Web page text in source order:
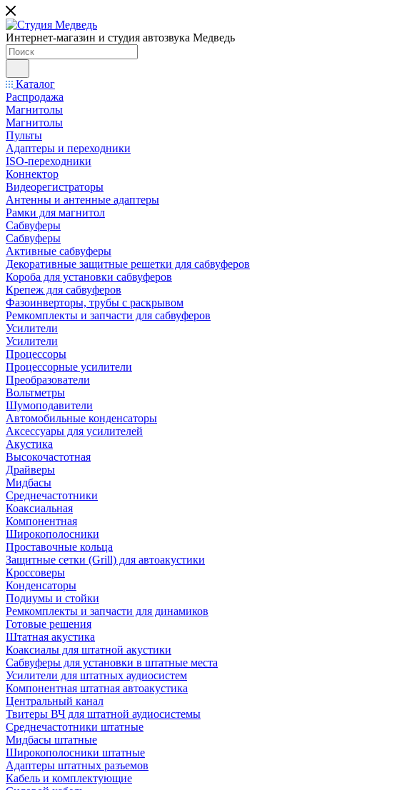
Интернет-магазин и студия автозвука Медведь
Каталог
Распродажа
Магнитолы
Магнитолы
Пульты
Адаптеры и переходники
ISO-переходники
Коннектор
Видеорегистраторы
Антенны и антенные адаптеры
Рамки для магнитол
Сабвуферы
Сабвуферы
Активные сабвуферы
Декоративные защитные решетки для сабвуферов
Короба для установки сабвуферов
Крепеж для сабвуферов
Фазоинверторы, трубы с раскрывом
Ремкомплекты и запчасти для сабвуферов
Усилители
Усилители
Процессоры
Процессорные усилители
Преобразователи
Вольтметры
Шумоподавители
Автомобильные конденсаторы
Аксессуары для усилителей
Акустика
Высокочастотная
Драйверы
Мидбасы
Среднечастотники
Коаксиальная
Компонентная
Широкополосники
Проставочные кольца
Защитные сетки (Grill) для автоакустики
Кроссоверы
Конденсаторы
Подиумы и стойки
Ремкомплекты и запчасти для динамиков
Готовые решения
Штатная акустика
Коаксиалы для штатной акустики
Сабвуферы для установки в штатные места
Усилители для штатных аудиосистем
Компонентная штатная автоакустика
Центральный канал
Твитеры ВЧ для штатной аудиосистемы
Среднечастотники штатные
Мидбасы штатные
Широкополосники штатные
Адаптеры штатных разъемов
Кабель и комплектующие